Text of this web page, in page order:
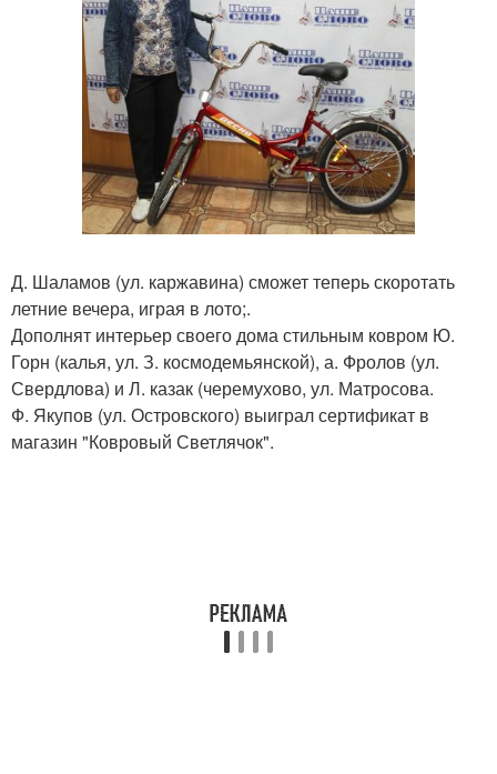
Д. Шаламов (ул. каржавина) сможет теперь скоротать
летние вечера, играя в лото;.
Дополнят интерьер своего дома стильным ковром Ю.
Горн (калья, ул. З. космодемьянской), а. Фролов (ул.
Свердлова) и Л. казак (черемухово, ул. Матросова.
Ф. Якупов (ул. Островского) выиграл сертификат в
магазин "Ковровый Светлячок".